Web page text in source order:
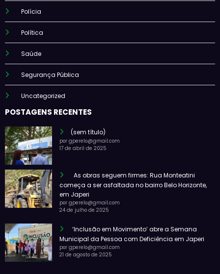
Polícia
Política
Saúde
Segurança Pública
Uncategorized
POSTAGENS RECENTES
(sem título)
por gperelo@gmail.com
17 de abril de 2025
As obras seguem firmes: Rua Monteatini
começa a ser asfaltada no bairro Belo Horizonte,
em Japeri
por gperelo@gmail.com
24 de julho de 2025
‘Inclusão em Movimento’ abre a Semana
Municipal da Pessoa com Deficiência em Japeri
por gperelo@gmail.com
21 de agosto de 2025